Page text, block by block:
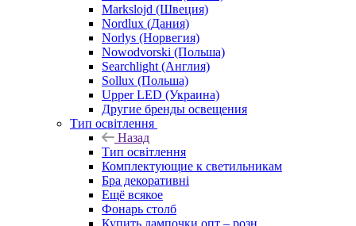
Markslojd (Швеция)
Nordlux (Дания)
Norlys (Норвегия)
Nowodvorski (Польша)
Searchlight (Англия)
Sollux (Польша)
Upper LED (Украина)
Другие бренды освещения
Тип освітлення
Назад
Тип освітлення
Комплектующие к светильникам
Бра декоративні
Ещё всякое
Фонарь столб
Купить лампочки опт – розн